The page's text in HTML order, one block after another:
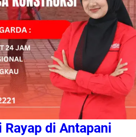
Rayap di Antapani